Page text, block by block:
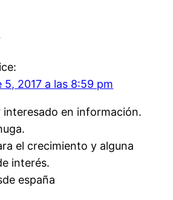
5, 2017 a las 8:59 pm
interesado en información.
el crecimiento y alguna
interés.
españa